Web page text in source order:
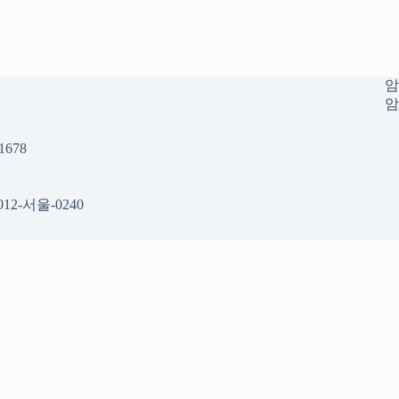
서울-0240